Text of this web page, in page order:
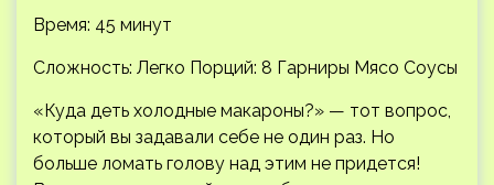
Время: 45 минут
Сложность: Легко Порций: 8 Гарниры Мясо Соусы
«Куда деть холодные макароны?» — тот вопрос,
который вы задавали себе не один раз. Но
больше ломать голову над этим не придется!